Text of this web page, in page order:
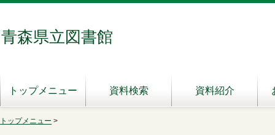
青森県立図書館
トップメニュー 資料検索 資料紹介
トップメニュー >